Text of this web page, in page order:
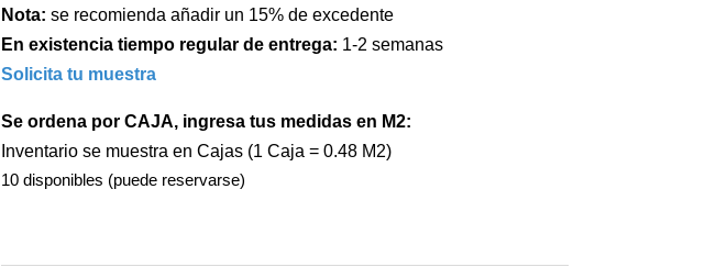
Nota: se recomienda añadir un 15% de excedente
En existencia tiempo regular de entrega: 1-2 semanas
Solicita tu muestra
Se ordena por CAJA, ingresa tus medidas en M2:
Inventario se muestra en Cajas (1 Caja = 0.48 M2)
10 disponibles (puede reservarse)